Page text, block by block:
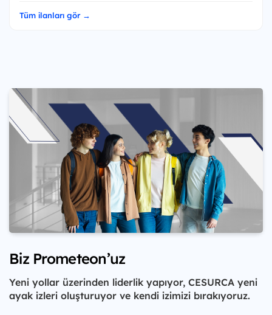
Tüm ilanları gör →
Biz Prometeon’uz
Yeni yollar üzerinden liderlik yapıyor, CESURCA yeni
ayak izleri oluşturuyor ve kendi izimizi bırakıyoruz.